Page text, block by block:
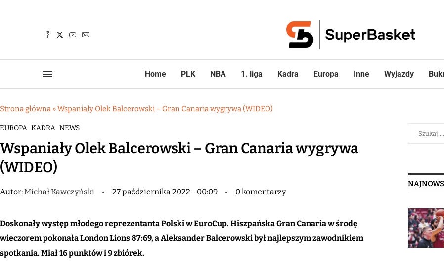
Home PLK NBA 1. liga Kadra Europa Inne Wyjazdy
Strona główna »Wspaniały Olek Balcerowski – Gran Canaria wygrywa (WIDEO)
EUROPA KADRA NEWS
Wspaniały Olek Balcerowski – Gran Canaria wygrywa
(WIDEO)
Autor:Michał Kawczyński 27 października 2022 - 00:09 0 komentarzy
Doskonały występ młodego reprezentanta Polski w EuroCup. Hiszpańska Gran Canaria w środę
wieczorem pokonała London Lions 87:69, a Aleksander Balcerowski był najlepszym zawodnikiem
spotkania. Miał 16 punktów i 9 zbiórek.